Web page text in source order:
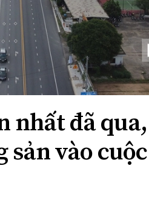
nhất đã qua,
vào cuộc